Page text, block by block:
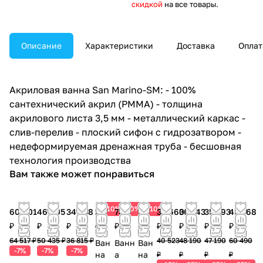
скидкой на все товары.
Описание Характеристики Доставка
Акриловая ванна San Marino-SM: - 100%
сантехнический акрил (PMMA) - толщина
акрилового листа 3,5 мм - металлический каркас -
слив-перелив - плоский сифон с гидрозатвором -
недеформируемая дренажная труба - бесшовная
технология производства
Вам также может понравиться
60 001
₽
64 517 ₽
-7%
46 905
₽
50 435 ₽
-7%
34 238
₽
36 815 ₽
-7%
10%
24 800
₽
Ван
на
10%
73 950
₽
Ванн
а
10%
25 200
₽
Ван
на
35 660
₽
40 523
₽
36 143
₽
48 190
₽
35 393
₽
47 190
₽
45 368
₽
60 490
₽